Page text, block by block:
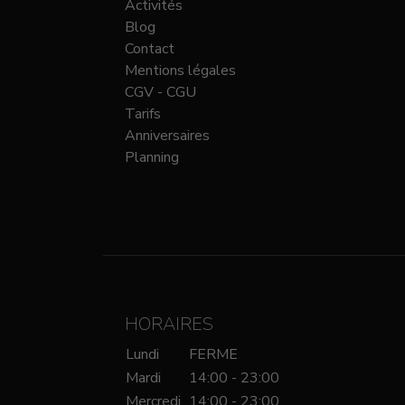
Activités
Blog
Contact
Mentions légales
CGV - CGU
Tarifs
Anniversaires
Planning
HORAIRES
Lundi
FERME
Mardi
14:00 - 23:00